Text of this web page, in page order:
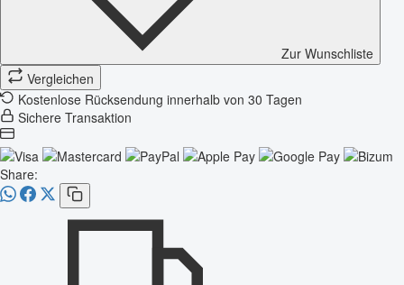
Zur Wunschliste
Vergleichen
Kostenlose Rücksendung innerhalb von 30 Tagen
Sichere Transaktion
Share: